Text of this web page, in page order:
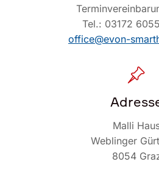
Tel.: 03172
office@evon-
Malli
Weblinger
8054